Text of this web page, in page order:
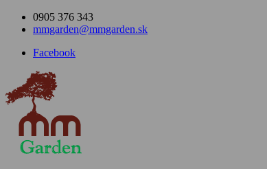
0905 376 343
mmgarden@mmgarden.sk
Facebook